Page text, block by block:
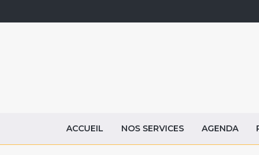
ACCUEIL NOS SERVICES AGENDA